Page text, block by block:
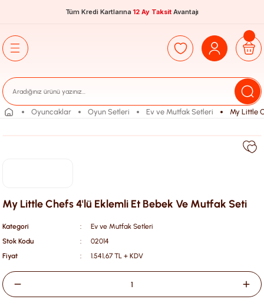
Tüm Kredi Kartlarına 12 Ay Taksit Avantajı
Oyuncaklar Oyun Setleri Ev ve Mutfak Setleri My Little
My Little Chefs 4'lü Eklemli Et Bebek Ve Mutfak Seti
Kategori
Ev ve Mutfak Setleri
Stok Kodu
02014
Fiyat
1.541,67 TL + KDV